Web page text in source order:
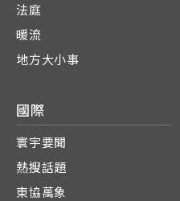
法庭
暖流
地方大小事
國際
寰宇要聞
熱搜話題
東協萬象